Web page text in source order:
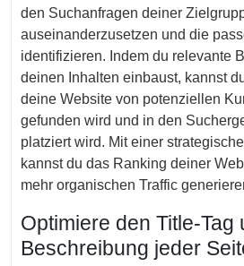
den Suchanfragen deiner
auseinanderzusetzen und die
identifizieren. Indem du relevante
deinen Inhalten einbaust, kannst
deine Website von potenziellen
gefunden wird und in den
platziert wird. Mit einer
kannst du das Ranking deiner
mehr organischen Traffic
Optimiere den Title-Tag
Beschreibung jeder